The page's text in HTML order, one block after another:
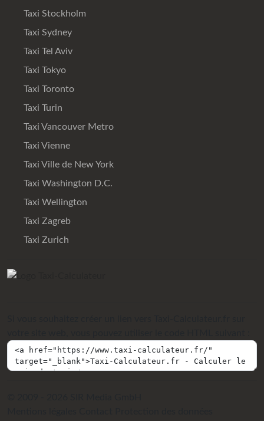
Taxi Stockholm
Taxi Sydney
Taxi Tel Aviv
Taxi Tokyo
Taxi Toronto
Taxi Turin
Taxi Vancouver Metro
Taxi Vienne
Taxi Ville de New York
Taxi Washington D.C.
Taxi Wellington
Taxi Zagreb
Taxi Zurich